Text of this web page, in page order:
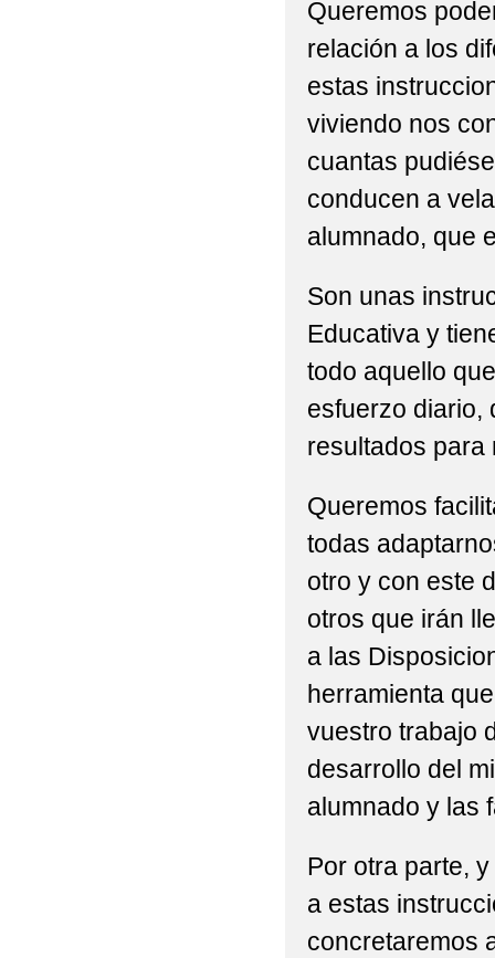
Queremos
relación a los
estas
viviendo nos
cuantas
conducen a
alumnado, que
Son unas
Educativa y
todo aquello
esfuerzo diario,
resultados para
Queremos
todas
otro y con este
otros que irán
a las
herramienta
vuestro trabajo
desarrollo del
alumnado y las
Por otra parte,
a estas
concretaremos